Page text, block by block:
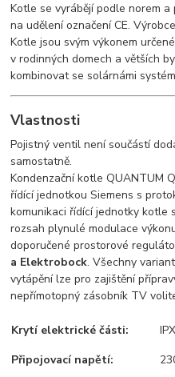
Kotle se vyrábějí podle norem
na udělení označení CE.
Kotle jsou svým výkonem
v rodinných domech a větších
kombinovat se solárnámi
Vlastnosti
Pojistný ventil není součástí
samostatně.
Kondenzační kotle QUANTUM
řídící jednotkou Siemens s
komunikaci řídící jednotky kotle
rozsah plynulé modulace
doporučené prostorové
a Elektrobock. Všechny
vytápění lze pro zajištění
nepřímotopný zásobník TV
Krytí elektrické části:
Připojovací napětí: